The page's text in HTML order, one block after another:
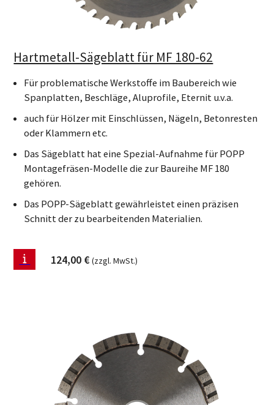
Hartmetall-Sägeblatt für MF 180-62
Für problematische Werkstoffe im Baubereich wie
Spanplatten, Beschläge, Aluprofile, Eternit u.v.a.
auch für Hölzer mit Einschlüssen, Nägeln, Betonresten
oder Klammern etc.
Das Sägeblatt hat eine Spezial-Aufnahme für POPP
Montagefräsen-Modelle die zur Baureihe MF 180
gehören.
Das POPP-Sägeblatt gewährleistet einen präzisen
Schnitt der zu bearbeitenden Materialien.
124,00 € (zzgl. MwSt.)